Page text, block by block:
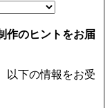
作のヒントをお届
以下の情報をお受